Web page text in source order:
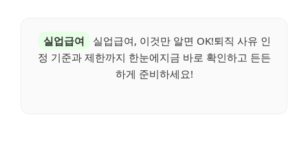
실업급여
실업급여, 이것만 알면 OK!퇴직 사유 인
정 기준과 제한까지 한눈에지금 바로 확인하고 든든
하게 준비하세요!